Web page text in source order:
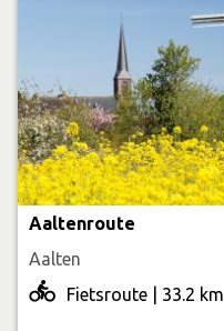
Aaltenroute
Aalten
Fietsroute | 33.2 km